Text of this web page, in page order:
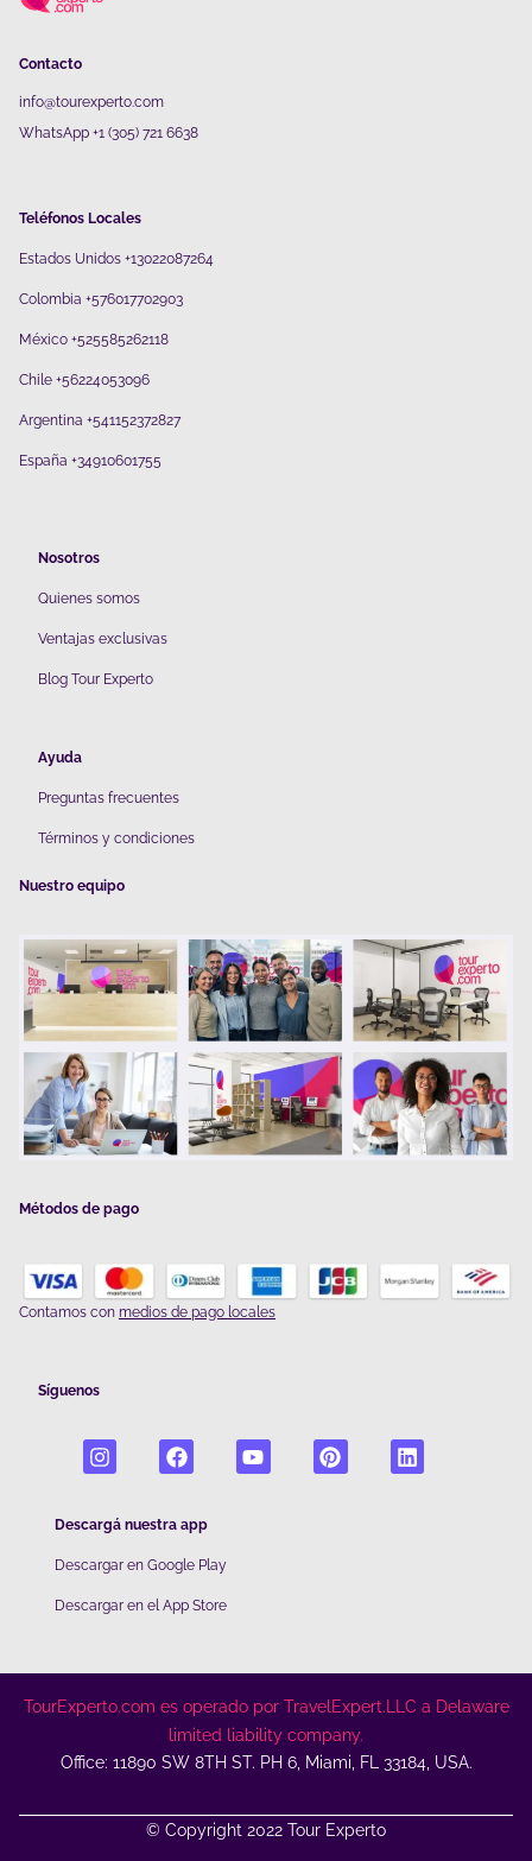
Contacto
info@tourexperto.com
WhatsApp +1 (305) 721 6638
Teléfonos Locales
Estados Unidos +13022087264
Colombia +576017702903
México +525585262118
Chile +56224053096
Argentina +541152372827
España +34910601755
Nosotros
Quienes somos
Ventajas exclusivas
Blog Tour Experto
Ayuda
Preguntas frecuentes
Términos y condiciones
Nuestro equipo
Métodos de pago
Contamos con medios de pago locales
Síguenos
Descargá nuestra app
Descargar en Google Play
Descargar en el App Store
TourExperto.com es operado por TravelExpert.LLC a Delaware
limited liability company.
Office: 11890 SW 8TH ST. PH 6, Miami, FL 33184, USA.
© Copyright 2022 Tour Experto